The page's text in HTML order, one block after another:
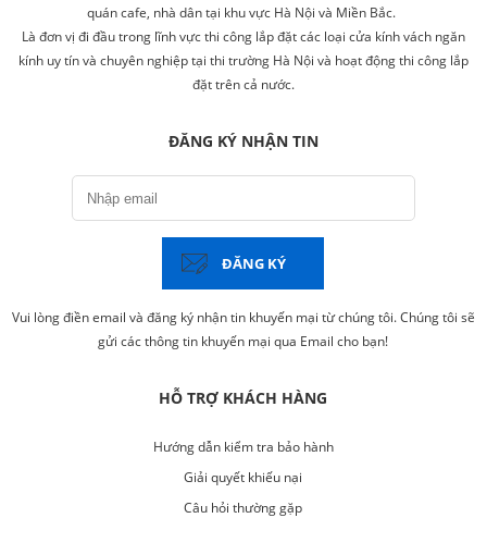
quán cafe, nhà dân tại khu vực Hà Nội và Miền Bắc.
Là đơn vị đi đầu trong lĩnh vực thi công lắp đặt các loại cửa kính vách ngăn
kính uy tín và chuyên nghiệp tại thi trường Hà Nội và hoạt động thi công lắp
đặt trên cả nước.
ĐĂNG KÝ NHẬN TIN
ĐĂNG KÝ
Vui lòng điền email và đăng ký nhận tin khuyến mại từ chúng tôi. Chúng tôi sẽ
gửi các thông tin khuyến mại qua Email cho bạn!
HỖ TRỢ KHÁCH HÀNG
Hướng dẫn kiểm tra bảo hành
Giải quyết khiếu nại
Câu hỏi thường gặp